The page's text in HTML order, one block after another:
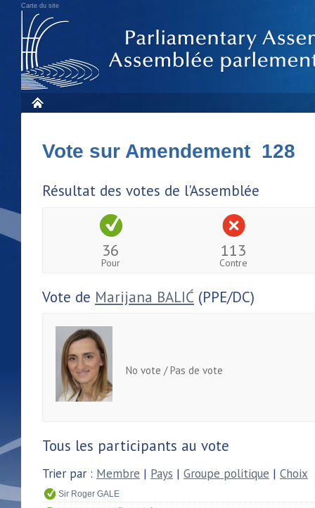
Carte du site
Vote sur Amendement 128
Résultat des votes de l'Assemblée
36
Pour
113
Contre
Vote de Marijana BALIĆ (PPE/DC)
No vote / Pas de vote
Tous les participants au vote
Trier par : Membre | Pays | Groupe politique | Choix
Sir Roger GALE